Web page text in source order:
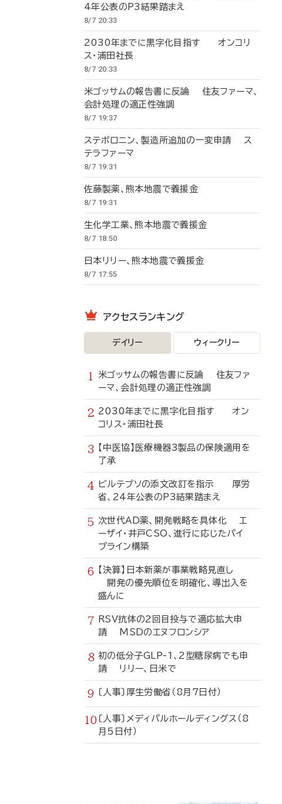
4年公表のP3結果踏まえ
8/7 20:33
2030年までに黒字化目指す オンコリ
ス・浦田社長
8/7 20:33
米ゴッサムの報告書に反論 住友ファーマ、
会計処理の適正性強調
8/7 19:37
ステボロニン、製造所追加の一変申請 ス
テラファーマ
8/7 19:31
佐藤製薬、熊本地震で義援金
8/7 19:31
生化学工業、熊本地震で義援金
8/7 18:50
日本リリー、熊本地震で義援金
8/7 17:55
アクセスランキング
デイリー ウィークリー
米ゴッサムの報告書に反論 住友ファ
ーマ、会計処理の適正性強調
2030年までに黒字化目指す オン
コリス・浦田社長
【中医協】医療機器3製品の保険適用を
了承
ビルテプソの添文改訂を指示 厚労
省、24年公表のP3結果踏まえ
次世代AD薬、開発戦略を具体化 エ
ーザイ・井戸CSO、進行に応じたパイ
プライン構築
【決算】日本新薬が事業戦略見直し
開発の優先順位を明確化、導出入を
盛んに
RSV抗体の2回目投与で適応拡大申
請 MSDのエヌフロンシア
初の低分子GLP-1、2型糖尿病でも申
請 リリー、日米で
〔人事〕厚生労働省（8月7日付）
〔人事〕メディパルホールディングス（8
月5日付）